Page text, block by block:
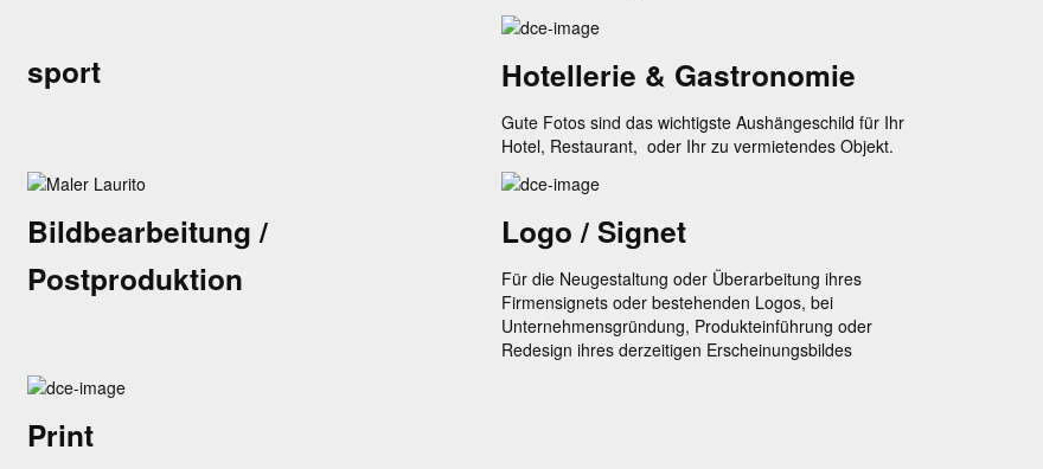
sport Hotellerie & Gastronomie
Gute Fotos sind das wichtigste Aushängeschild für Ihr
Hotel, Restaurant, oder Ihr zu vermietendes Objekt.
Bildbearbeitung /
Postproduktion
Logo / Signet
Für die Neugestaltung oder Überarbeitung ihres
Firmensignets oder bestehenden Logos, bei
Unternehmensgründung, Produkteinführung oder
Redesign ihres derzeitigen Erscheinungsbildes
Print